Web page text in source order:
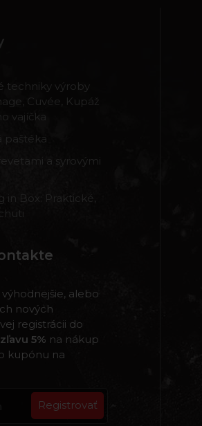
techniky výroby
Cuvée, Kupáž
vajíčka
paštéka
a syrovými
in Box: Praktické,
alebo
nových
registrácii do
5% na nákup
kupónu na
Registrovať